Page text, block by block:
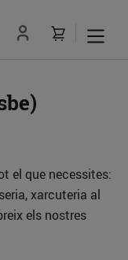
el que necessites:
xarcuteria al
els nostres